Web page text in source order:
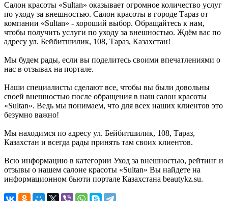
Салон красоты «Sultan» оказывает огромное количество услуг
по уходу за внешностью. Салон красоты в городе Тараз от
компании «Sultan» - хороший выбор. Обращайтесь к нам,
чтобы получить услуги по уходу за внешностью. Ждём вас по
адресу ул. Бейбитшилик, 108, Тараз, Казахстан!
Мы будем рады, если вы поделитесь своими впечатлениями о
нас в отзывах на портале.
Наши специалисты сделают все, чтобы вы были довольны
своей внешностью после обращения в наш салон красоты
«Sultan». Ведь мы понимаем, что для всех наших клиентов это
безумно важно!
Мы находимся по адресу ул. Бейбитшилик, 108, Тараз,
Казахстан и всегда рады принять там своих клиентов.
Всю информацию в категории Уход за внешностью, рейтинг и
отзывы о нашем салоне красоты «Sultan» Вы найдете на
информационном бьюти портале Казахстана beautykz.su.